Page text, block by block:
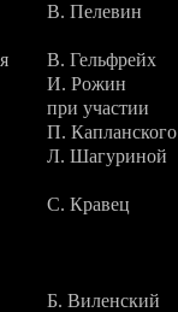
В. Пелевин
В. Гельфрейх
И. Рожин
при участии
П. Капланского
Л. Шагуриной
С. Кравец
Б. Виленский